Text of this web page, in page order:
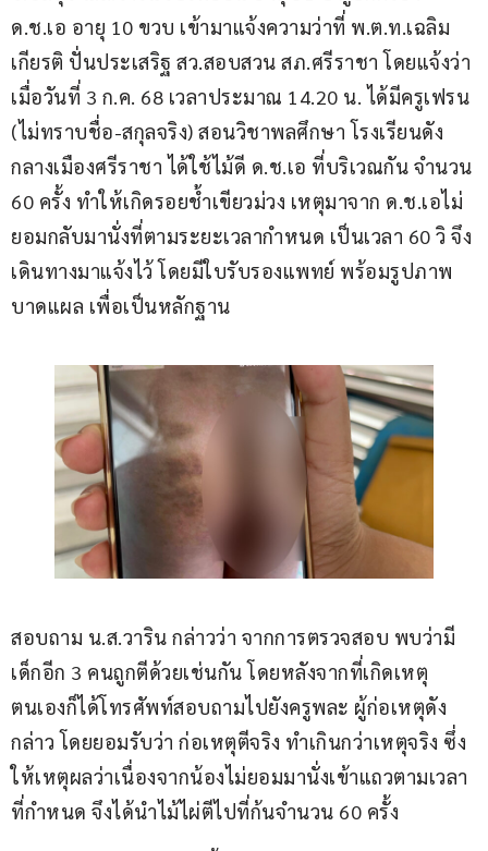
ด.ช.เอ อายุ 10 ขวบ เข้ามาแจ้งความว่าที่ พ.ต.ท.เฉลิม
เกียรติ ปั่นประเสริฐ สว.สอบสวน สภ.ศรีราชา โดยแจ้งว่า
เมื่อวันที่ 3 ก.ค. 68 เวลาประมาณ 14.20 น. ได้มีครูเฟรน
(ไม่ทราบชื่อ-สกุลจริง) สอนวิชาพลศึกษา โรงเรียนดัง
กลางเมืองศรีราชา ได้ใช้ไม้ดี ด.ช.เอ ที่บริเวณกัน จำนวน
60 ครั้ง ทำให้เกิดรอยช้ำเขียวม่วง เหตุมาจาก ด.ช.เอไม่
ยอมกลับมานั่งที่ตามระยะเวลากำหนด เป็นเวลา 60 วิ จึง
เดินทางมาแจ้งไว้ โดยมีใบรับรองแพทย์ พร้อมรูปภาพ
บาดแผล เพื่อเป็นหลักฐาน
สอบถาม น.ส.วาริน กล่าวว่า จากการตรวจสอบ พบว่ามี
เด็กอีก 3 คนถูกตีด้วยเช่นกัน โดยหลังจากที่เกิดเหตุ
ตนเองก็ได้โทรศัพท์สอบถามไปยังครูพละ ผู้ก่อเหตุดัง
กล่าว โดยยอมรับว่า ก่อเหตุตีจริง ทำเกินกว่าเหตุจริง ซึ่ง
ให้เหตุผลว่าเนื่องจากน้องไม่ยอมมานั่งเข้าแถวตามเวลา
ที่กำหนด จึงได้นำไม้ไผ่ตีไปที่ก้นจำนวน 60 ครั้ง